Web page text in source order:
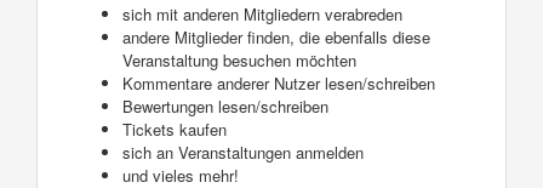
sich mit anderen Mitgliedern verabreden
andere Mitglieder finden, die ebenfalls diese
Veranstaltung besuchen möchten
Kommentare anderer Nutzer lesen/schreiben
Bewertungen lesen/schreiben
Tickets kaufen
sich an Veranstaltungen anmelden
und vieles mehr!